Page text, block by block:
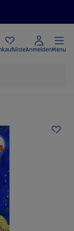
AnmeldenMenu